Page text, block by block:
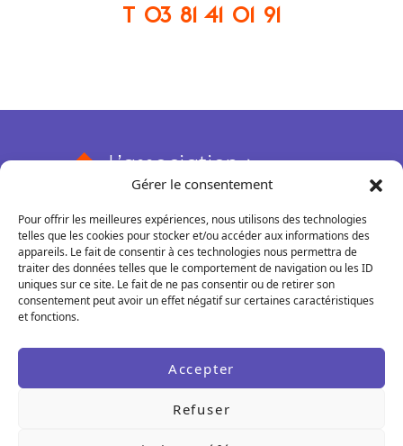
Gérer le consentement
Pour offrir les meilleures expériences, nous utilisons des technologies
telles que les cookies pour stocker et/ou accéder aux informations des
appareils. Le fait de consentir à ces technologies nous permettra de
traiter des données telles que le comportement de navigation ou les ID
uniques sur ce site. Le fait de ne pas consentir ou de retirer son
consentement peut avoir un effet négatif sur certaines caractéristiques
et fonctions.
Accepter
Refuser
T 03 81 41 01 91
L’association
Qui sommes-nous ?
Nos missions et valeurs
Adhérer
Nos partenaires
Nos adhérent·e·s témoignent
Nos actions
Rendez-vous conseils
Rencontres pros et thématiques
Accompagnements
Gestion sociale et Paie
Le 52
Qu'est-ce que c'est ?
Boutique en ligne
Boutiques éphémères
Rétrospectives
COREPS BFC
Missions
Ressources COREPS BFC
Transfert de savoir-faire